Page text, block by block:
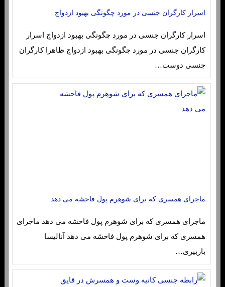
اسرار کارگران جنسی در مورد چگونگی بهبود ازدواج
اسرار کارگران جنسی در مورد چگونگی بهبود ازدواج اسرار
کارگران جنسی در مورد چگونگی بهبود ازدواج ظاهرا کارگران
جنسی دوست…
ماجرای همسری که برای شوهرم پول فاحشه می دهد
ماجرای همسری که برای شوهرم پول فاحشه می دهد ماجرای
همسری که برای شوهرم پول فاحشه می دهد آنالیسا
باربیری…